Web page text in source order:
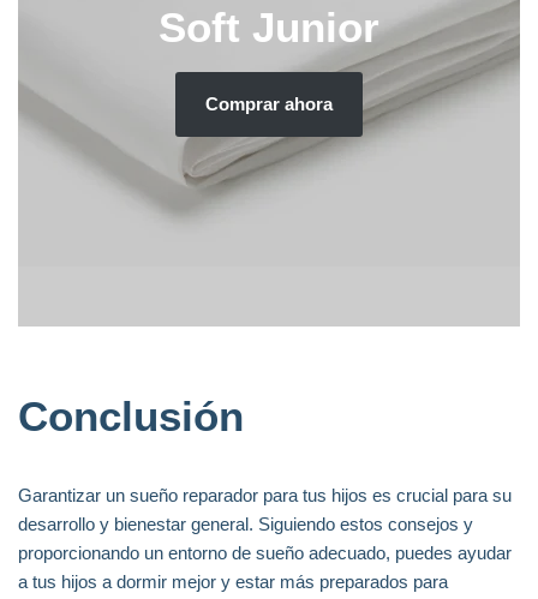
Soft Junior
Comprar ahora
Conclusión
Garantizar un sueño reparador para tus hijos es crucial para su
desarrollo y bienestar general. Siguiendo estos consejos y
proporcionando un entorno de sueño adecuado, puedes ayudar
a tus hijos a dormir mejor y estar más preparados para